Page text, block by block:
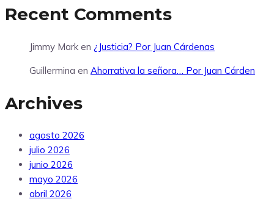
Recent Comments
Jimmy Mark en ¿Justicia? Por Juan Cárdenas
Guillermina en Ahorrativa la señora… Por Juan
Archives
agosto 2026
julio 2026
junio 2026
mayo 2026
abril 2026